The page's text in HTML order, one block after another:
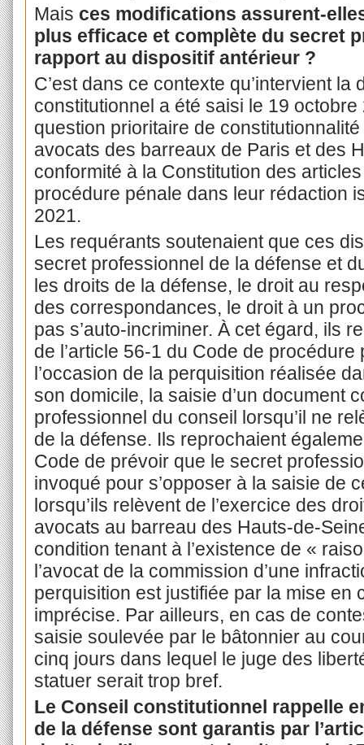
Mais ces modifications assurent-
plus efficace et complète du secret
rapport au dispositif antérieur ?
C’est dans ce contexte qu’intervient
constitutionnel a été saisi le 19 octobre
question prioritaire de
avocats des barreaux de Paris et des
conformité à la Constitution des
procédure pénale dans leur rédaction
2021.
Les requérants soutenaient que ces
secret professionnel de la défense et
les droits de la défense, le droit au
des correspondances, le droit à un
pas s’auto-incriminer. À cet égard, ils
de l’article 56-1 du Code de
l’occasion de la perquisition réalisée
son domicile, la saisie d’un document
professionnel du conseil lorsqu’il ne
de la défense. Ils reprochaient
Code de prévoir que le secret
invoqué pour s’opposer à la saisie de
lorsqu’ils relèvent de l’exercice des
avocats au barreau des Hauts-de-
condition tenant à l’existence de «
l’avocat de la commission d’une
perquisition est justifiée par la mise en
imprécise. Par ailleurs, en cas de
saisie soulevée par le bâtonnier au
cinq jours dans lequel le juge des
statuer serait trop bref.
Le Conseil constitutionnel rappelle
de la défense sont garantis par